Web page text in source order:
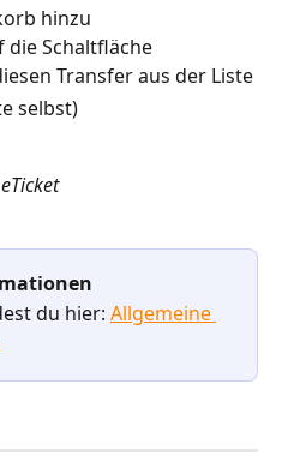
hinzu
die Schaltfläche
Transfer aus der Liste
selbst)
du hier: Allgemeine